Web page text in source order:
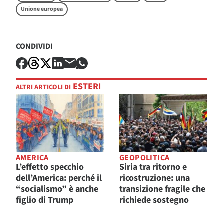
Unione europea
CONDIVIDI
ALTRI ARTICOLI DI ESTERI
AMERICA
L’effetto specchio
dell’America: perché il
“socialismo” è anche
figlio di Trump
GEOPOLITICA
Siria tra ritorno e
ricostruzione: una
transizione fragile che
richiede sostegno